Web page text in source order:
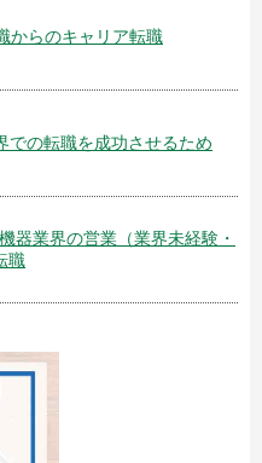
からのキャリア転職
での転職を成功させるため
器業界の営業（業界未経験・
職